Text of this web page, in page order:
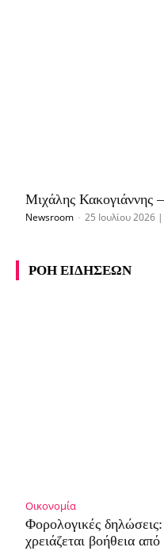
Μιχάλης Κακογιάννης
Newsroom - 25 Ιουλίου 2026
ΡΟΗ ΕΙΔΗΣΕΩΝ
Οικονομία
Φορολογικές
χρειάζεται βοήθεια